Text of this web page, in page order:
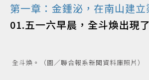
第一章：金鍾泌，在南山建立
01.五一六早晨，全斗煥出現了
全斗煥。（圖／聯合報系新聞資料庫照片）